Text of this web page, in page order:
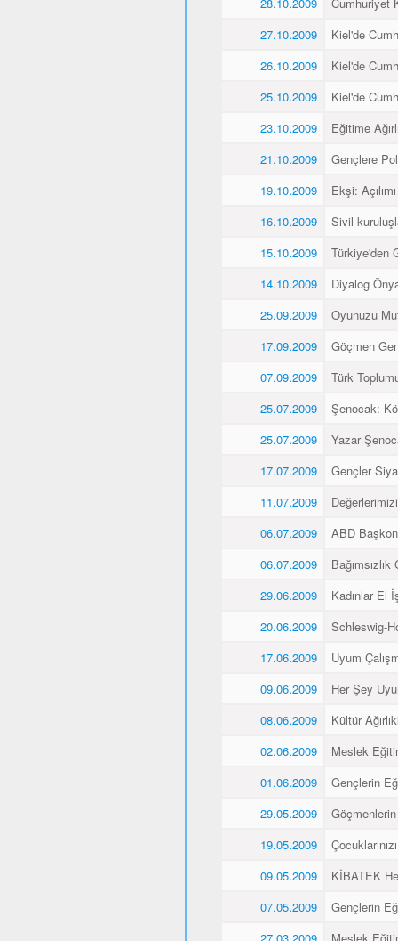
27.10.2009
Kiel'de
26.10.2009
Kiel'de
25.10.2009
Kiel'de
23.10.2009
Eğitime
21.10.2009
Gençlere
19.10.2009
Ekşi:
16.10.2009
Sivil
15.10.2009
Türkiye'den
14.10.2009
Diyalog
25.09.2009
Oyunuzu
17.09.2009
Göçmen
07.09.2009
Türk
25.07.2009
Şenocak:
25.07.2009
Yazar
17.07.2009
Gençler
11.07.2009
06.07.2009
ABD
06.07.2009
29.06.2009
Kadınlar El
20.06.2009
Schleswig-
17.06.2009
Uyum
09.06.2009
Her Şey
08.06.2009
Kültür
02.06.2009
Meslek
01.06.2009
Gençlerin
29.05.2009
Göçmenlerin
19.05.2009
09.05.2009
KİBATEK
07.05.2009
Gençlerin